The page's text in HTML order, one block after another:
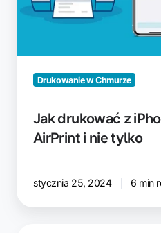
iPada
i
Drukowanie w Chmurze
Jak drukować z
AirPrint i nie tylko
stycznia 25, 2024 6 min